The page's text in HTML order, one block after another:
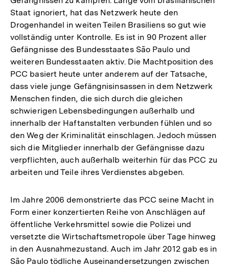
Staat ignoriert, hat das Netzwerk heute den
Drogenhandel in weiten Teilen Brasiliens so gut wie
vollständig unter Kontrolle. Es ist in 90 Prozent aller
Gefängnisse des Bundesstaates São Paulo und
weiteren Bundesstaaten aktiv. Die Machtposition des
PCC basiert heute unter anderem auf der Tatsache,
dass viele junge Gefängnisinsassen in dem Netzwerk
Menschen finden, die sich durch die gleichen
schwierigen Lebensbedingungen außerhalb und
innerhalb der Haftanstalten verbunden fühlen und so
den Weg der Kriminalität einschlagen. Jedoch müssen
sich die Mitglieder innerhalb der Gefängnisse dazu
verpflichten, auch außerhalb weiterhin für das PCC zu
arbeiten und Teile ihres Verdienstes abgeben.
Im Jahre 2006 demonstrierte das PCC seine Macht in
Form einer konzertierten Reihe von Anschlägen auf
öffentliche Verkehrsmittel sowie die Polizei und
versetzte die Wirtschaftsmetropole über Tage hinweg
in den Ausnahmezustand. Auch im Jahr 2012 gab es in
São Paulo tödliche Auseinandersetzungen zwischen